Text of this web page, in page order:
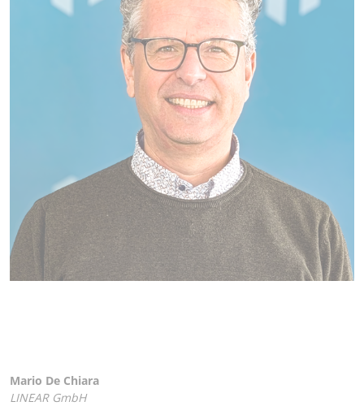
Mario De Chiara
LINEAR GmbH